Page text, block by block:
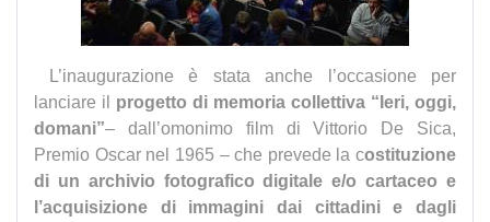
L’inaugurazione è stata anche l’occasione per
lanciare il progetto di memoria collettiva “Ieri, oggi,
domani”– dall’omonimo film di Vittorio De Sica,
Premio Oscar nel 1965 – che prevede la costituzione
di un archivio fotografico digitale e/o cartaceo e
l’acquisizione di immagini dai cittadini e dagli